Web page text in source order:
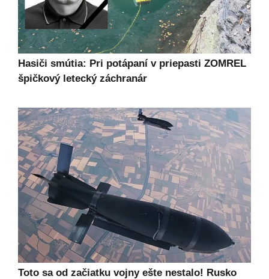
Hasiči smútia: Pri potápaní v priepasti ZOMREL
špičkový letecký záchranár
Toto sa od začiatku vojny ešte nestalo! Rusko